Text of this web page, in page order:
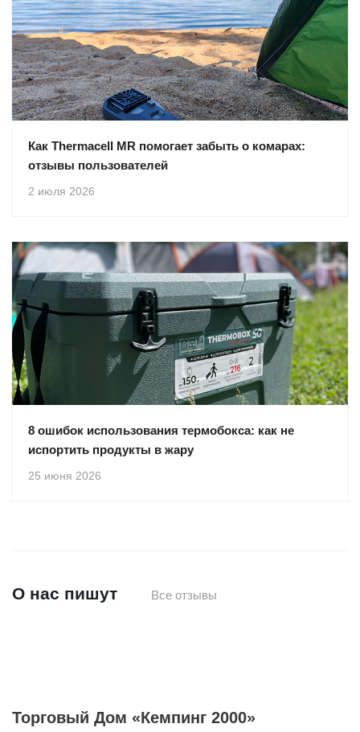
Как Thermacell MR помогает забыть о комарах:
отзывы пользователей
2 июля 2026
8 ошибок использования термобокса: как не
испортить продукты в жару
25 июня 2026
О нас пишут Все отзывы
Торговый Дом «Кемпинг 2000»